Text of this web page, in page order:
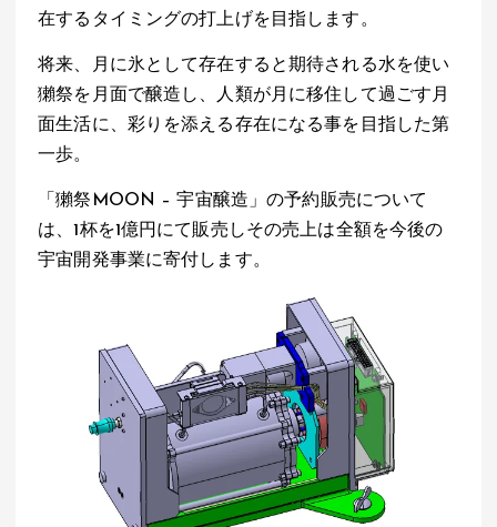
在するタイミングの打上げを目指します。
将来、月に氷として存在すると期待される水を使い
獺祭を月面で醸造し、人類が月に移住して過ごす月
面生活に、彩りを添える存在になる事を目指した第
一歩。
「獺祭MOON – 宇宙醸造」の予約販売について
は、1杯を1億円にて販売しその売上は全額を今後の
宇宙開発事業に寄付します。